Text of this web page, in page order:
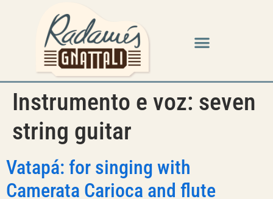
Instrumento e voz: seven
string guitar
Vatapá: for singing with
Camerata Carioca and flute